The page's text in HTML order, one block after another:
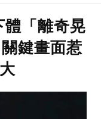
「離奇晃
鍵畫面惹